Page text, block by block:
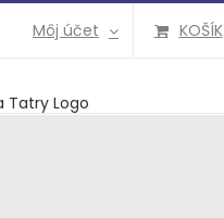
Môj účet KOŠÍK